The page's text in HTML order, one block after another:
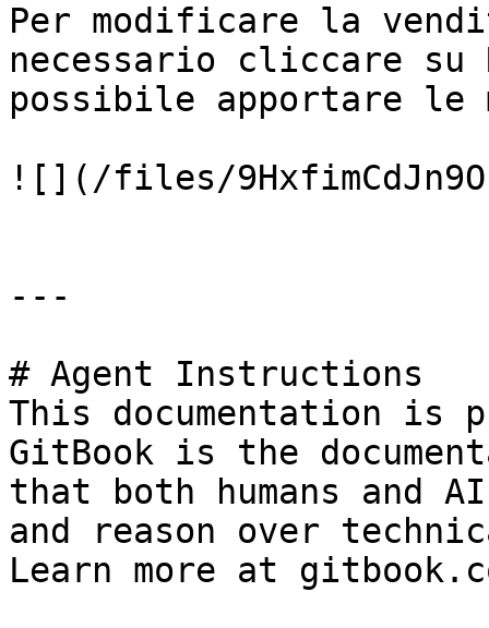
Per modificare la
necessario cliccare su
possibile apportare le
![](/files/
---
# Agent Instructions
This documentation is
GitBook is the
that both humans and
and reason over
Learn more at